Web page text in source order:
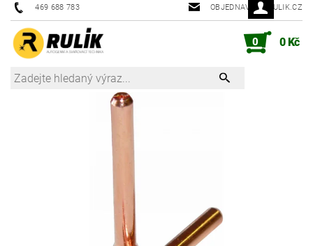
469 688 783 OBJEDNAVKY@RULIK.CZ
0 0 Kč